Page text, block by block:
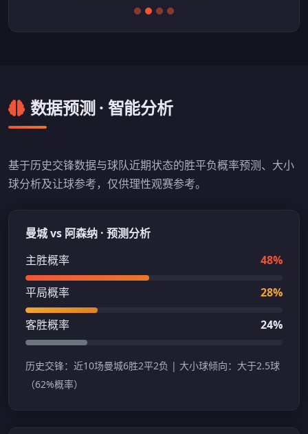
数据预测 · 智能分析
基于历史交锋数据与球队近期状态的胜平负概率预测、大小
球分析及让球参考，仅供理性观赛参考。
曼城 vs 阿森纳 · 预测分析
主胜概率
48%
平局概率 28%
客胜概率 24%
历史交锋：近10场曼城6胜2平2负 | 大小球倾向：大于2.5球
（62%概率）